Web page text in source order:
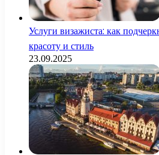
Услуги визажиста: как
красоту и стиль
23.09.2025